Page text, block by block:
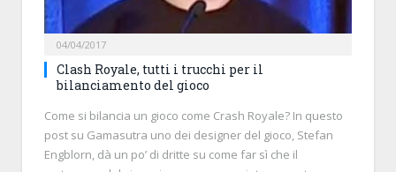
04/04/2017
Clash Royale, tutti i trucchi per il
bilanciamento del gioco
Come si bilancia un gioco come Crash Royale? In questo
post su Gamasutra uno dei designer del gioco, Stefan
Engblorn, dà un po’ di dritte su come far sì che il